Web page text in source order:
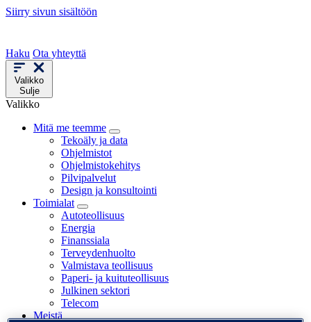
Siirry sivun sisältöön
Haku Ota yhteyttä
Valikko
Sulje
Valikko
Mitä me teemme
Tekoäly ja data
Ohjelmistot
Ohjelmistokehitys
Pilvipalvelut
Design ja konsultointi
Toimialat
Autoteollisuus
Energia
Finanssiala
Terveydenhuolto
Valmistava teollisuus
Paperi- ja kuituteollisuus
Julkinen sektori
Telecom
Meistä